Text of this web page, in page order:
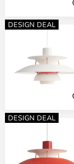
DESIGN DEAL
DESIGN DEAL